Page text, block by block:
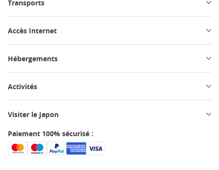
Transports
Accès Internet
Hébergements
Activités
Visiter le Japon
Paiement 100% sécurisé :